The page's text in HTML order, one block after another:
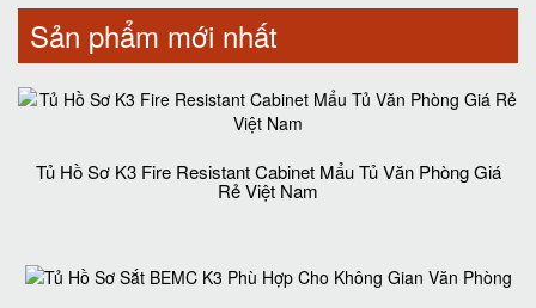
Sản phẩm mới nhất
Tủ Hồ Sơ K3 Fire Resistant Cabinet Mẩu Tủ Văn Phòng Giá
Rẻ Việt Nam